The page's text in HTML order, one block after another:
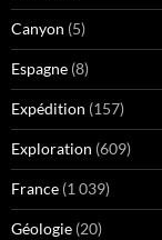
Canyon (5)
Espagne (8)
Expédition (157)
Exploration (609)
France (1 039)
Géologie (20)